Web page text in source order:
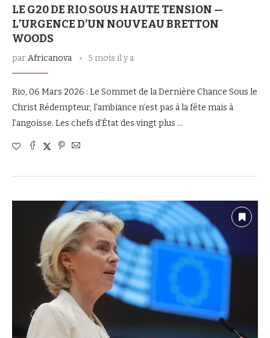
LE G20 DE RIO SOUS HAUTE TENSION —
L’URGENCE D’UN NOUVEAU BRETTON
WOODS
parAfricanova 5 mois il y a
Rio, 06 Mars 2026 : Le Sommet de la Dernière Chance Sous le
Christ Rédempteur, l’ambiance n’est pas à la fête mais à
l’angoisse. Les chefs d’État des vingt plus …